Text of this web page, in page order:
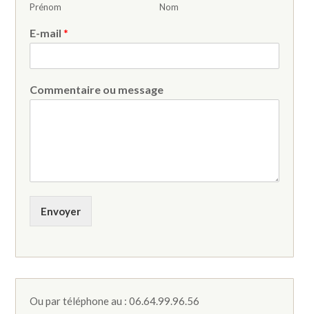
Prénom Nom
E-mail*
Commentaire ou message
Envoyer
Ou par téléphone au : 06.64.99.96.56